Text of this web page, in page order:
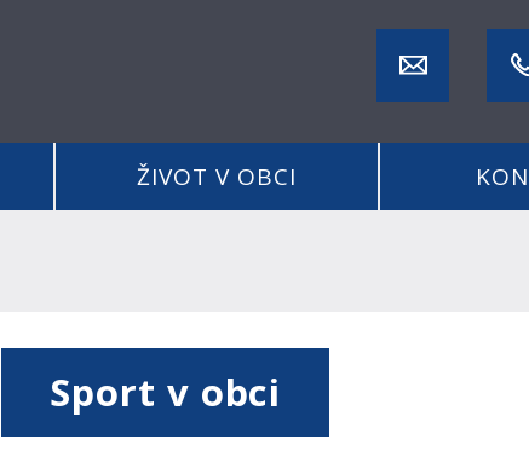
ŽIVOT V OBCI
Sport v obci